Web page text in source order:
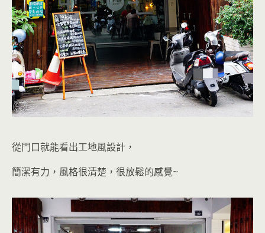
從門口就能看出工地風設計，
簡潔有力，風格很清楚，很放鬆的感覺~